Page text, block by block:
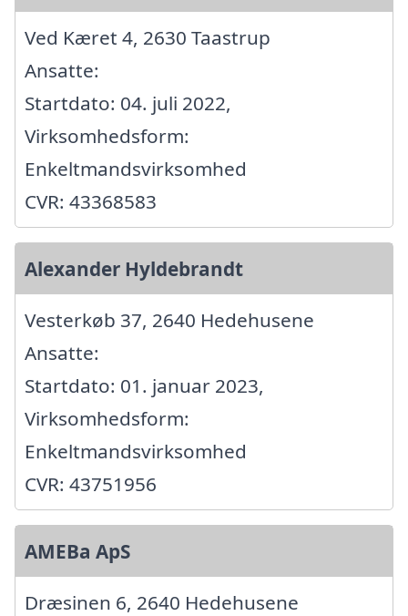
Ved Kæret 4, 2630 Taastrup
Ansatte:
Startdato: 04. juli 2022,
Virksomhedsform:
Enkeltmandsvirksomhed
CVR: 43368583
Alexander Hyldebrandt
Vesterkøb 37, 2640 Hedehusene
Ansatte:
Startdato: 01. januar 2023,
Virksomhedsform:
Enkeltmandsvirksomhed
CVR: 43751956
AMEBa ApS
Dræsinen 6, 2640 Hedehusene